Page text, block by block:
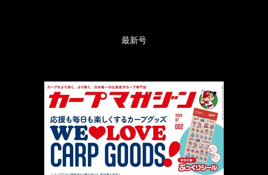
最新号